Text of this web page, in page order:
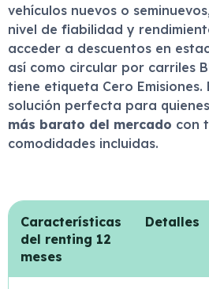
vehículos nuevos o
nivel de fiabilidad y
acceder a descuentos en
así como circular por carriles
tiene etiqueta Cero Emisiones.
solución perfecta para
más barato del mercado con
comodidades incluidas.
Características
del renting 12
meses
Detalles